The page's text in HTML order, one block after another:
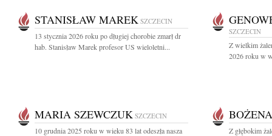
STANISŁAW MAREK SZCZECIN
13 stycznia 2026 roku po długiej chorobie zmarł dr
hab. Stanisław Marek profesor US wieloletni...
SZCZECIN
Z wielkim
2026 roku w
MARIA SZEWCZUK SZCZECIN
10 grudnia 2025 roku w wieku 83 lat odeszła nasza
Z głębokim